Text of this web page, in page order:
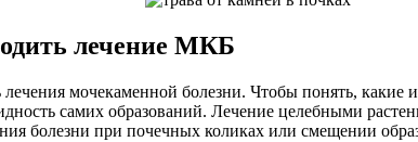
лечение МКБ
мочекаменной болезни. Чтобы понять,
самих образований. Лечение целебными
болезни при почечных коликах или смещении